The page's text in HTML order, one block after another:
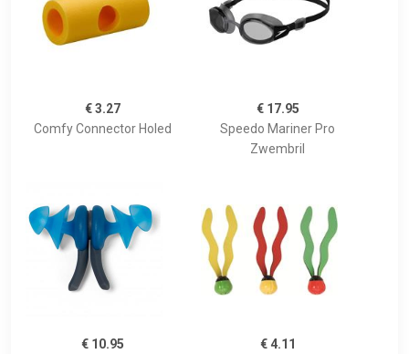
€ 3.27
Comfy Connector Holed
€ 17.95
Speedo Mariner Pro
Zwembril
€ 10.95 € 4.11